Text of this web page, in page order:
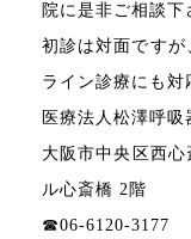
院に是非ご相談下
初診は対面です
ライン診療にも対
医療法人松澤呼吸
大阪市中央区西
ル心斎橋 2階
☎06-6120-3177